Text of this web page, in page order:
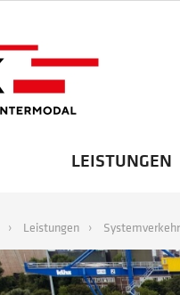
LEISTUNGEN
Leistungen